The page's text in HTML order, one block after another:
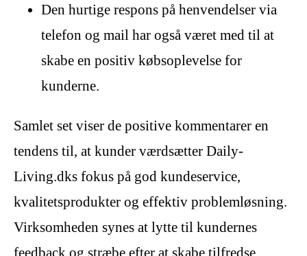
Den hurtige respons på henvendelser via
telefon og mail har også været med til at
skabe en positiv købsoplevelse for
kunderne.
Samlet set viser de positive kommentarer en
tendens til, at kunder værdsætter Daily-
Living.dks fokus på god kundeservice,
kvalitetsprodukter og effektiv problemløsning.
Virksomheden synes at lytte til kundernes
feedback og stræbe efter at skabe tilfredse